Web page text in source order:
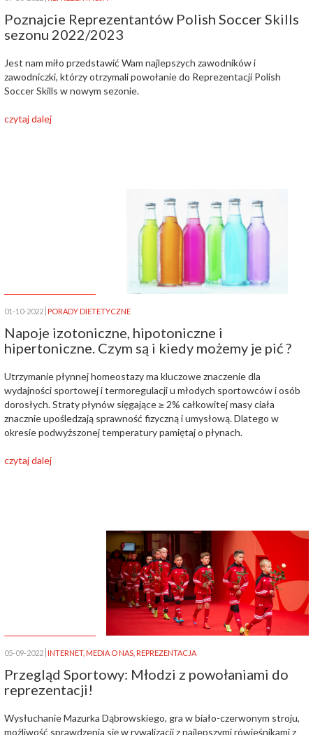
Poznajcie Reprezentantów Polish Soccer Skills
sezonu 2022/2023
Jest nam miło przedstawić Wam najlepszych zawodników i
zawodniczki, którzy otrzymali powołanie do Reprezentacji Polish
Soccer Skills w nowym sezonie.
czytaj dalej
01-10-2022 PORADY DIETETYCZNE
Napoje izotoniczne, hipotoniczne i
hipertoniczne. Czym są i kiedy możemy je pić ?
Utrzymanie płynnej homeostazy ma kluczowe znaczenie dla
wydajności sportowej i termoregulacji u młodych sportowców i osób
dorosłych. Straty płynów sięgające ≥ 2% całkowitej masy ciała
znacznie upośledzają sprawność fizyczną i umysłową. Dlatego w
okresie podwyższonej temperatury pamiętaj o płynach.
czytaj dalej
05-09-2022 INTERNET, MEDIA O NAS REPREZENTACJA
Przegląd Sportowy: Młodzi z powołaniami do
reprezentacji!
Wysłuchanie Mazurka Dąbrowskiego, gra w biało-czerwonym stroju,
możliwość sprawdzenia się w rywalizacji z najlepszymi rówieśnikami z